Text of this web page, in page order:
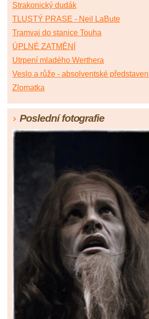
Strakonický dudák
TLUSTÝ PRASE - Neil LaBute
Tramvaj do stanice Touha
ÚPLNÉ ZATMĚNÍ
Utrpení mladého Werthera
Veslo a růže - absolventské
Zlomatka
Poslední fotografie